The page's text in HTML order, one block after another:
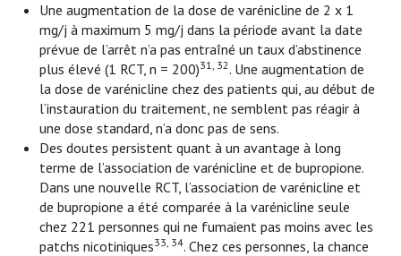
Une augmentation de la dose de varénicline de 2 x 1
mg/j à maximum 5 mg/j dans la période avant la date
prévue de l’arrêt n’a pas entraîné un taux d’abstinence
plus élevé (1 RCT, n = 200)31, 32. Une augmentation de
la dose de varénicline chez des patients qui, au début de
l’instauration du traitement, ne semblent pas réagir à
une dose standard, n’a donc pas de sens.
Des doutes persistent quant à un avantage à long
terme de l’association de varénicline et de bupropione.
Dans une nouvelle RCT, l’association de varénicline et
de bupropione a été comparée à la varénicline seule
chez 221 personnes qui ne fumaient pas moins avec les
patchs nicotiniques33, 34. Chez ces personnes, la chance